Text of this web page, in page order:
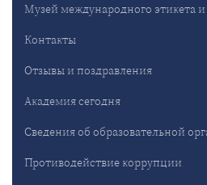
Музей международного этикета и
Контакты
Отзывы и поздравления
Академия сегодня
Сведения об образовательной
Противодействие коррупции